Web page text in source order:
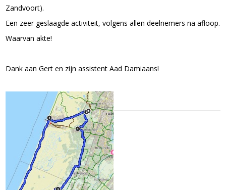
Zandvoort).
Een zeer geslaagde activiteit, volgens allen deelnemers na afloop.
Waarvan akte!
Dank aan Gert en zijn assistent Aad Damiaans!